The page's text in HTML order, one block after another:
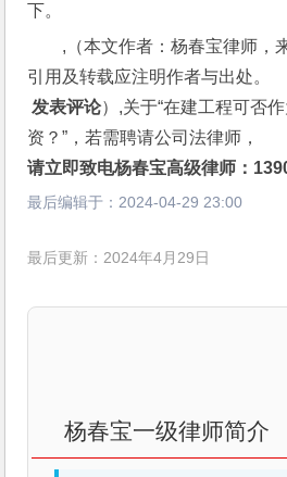
下。
,（本文作者：杨春宝律师，
引用及转载应注明作者与出处。
发表评论）,关于“在建工程可否
资？”，若需聘请公司法律师，
请立即致电杨春宝高级律师：
最后编辑于： 2024-04-29 23:00
最后更新：2024年4月29日
杨春宝一级律师简介